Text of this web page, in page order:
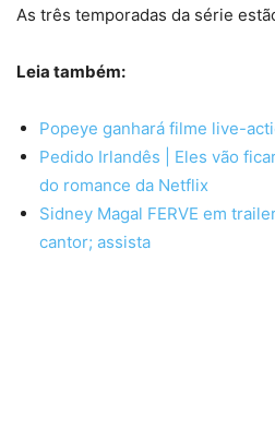
As três temporadas da série
Leia também:
Popeye ganhará filme live-
Pedido Irlandês | Eles vão
do romance da Netflix
Sidney Magal FERVE em
cantor; assista